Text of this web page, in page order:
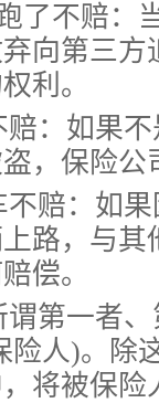
了不赔：
向第三
利。
：如果
，保险公
赔：如
路，与
偿。
第一者
人)。除
将被保